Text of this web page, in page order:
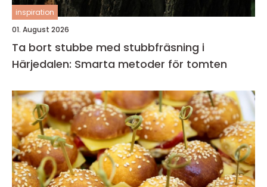
inspiration
01. August 2026
Ta bort stubbe med stubbfräsning i
Härjedalen: Smarta metoder för tomten